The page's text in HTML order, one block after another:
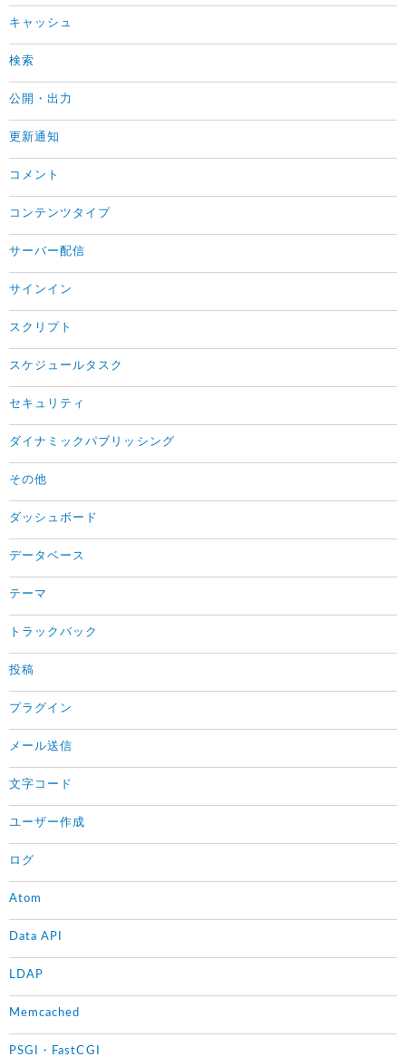
キャッシュ
検索
公開・出力
更新通知
コメント
コンテンツタイプ
サーバー配信
サインイン
スクリプト
スケジュールタスク
セキュリティ
ダイナミックパブリッシング
その他
ダッシュボード
データベース
テーマ
トラックバック
投稿
プラグイン
メール送信
文字コード
ユーザー作成
ログ
Atom
Data API
LDAP
Memcached
PSGI・FastCGI